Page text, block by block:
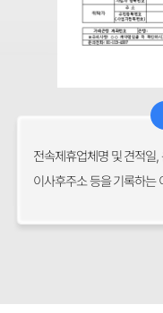
전속제휴업체명 및 견적일
이사후주소 등을 기록하는